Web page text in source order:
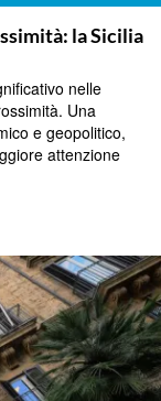
la Sicilia
nelle
Una
e geopolitico,
attenzione